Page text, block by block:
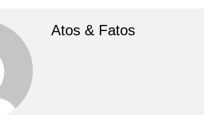
Atos & Fatos